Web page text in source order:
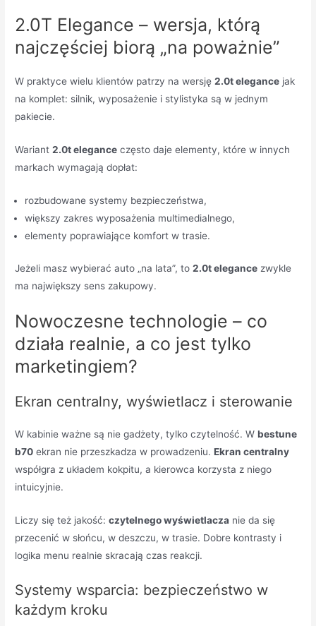
2.0T Elegance – wersja, którą
najczęściej biorą „na poważnie”
W praktyce wielu klientów patrzy na wersję2.0t elegance jak
na komplet: silnik, wyposażenie i stylistyka są w jednym
pakiecie.
Wariant2.0t elegance często daje elementy, które w innych
markach wymagają dopłat:
rozbudowane systemy bezpieczeństwa,
większy zakres wyposażenia multimedialnego,
elementy poprawiające komfort w trasie.
Jeżeli masz wybierać auto „na lata”, to2.0t elegance zwykle
ma największy sens zakupowy.
Nowoczesne technologie – co
działa realnie, a co jest tylko
marketingiem?
Ekran centralny, wyświetlacz i sterowanie
W kabinie ważne są nie gadżety, tylko czytelność. Wbestune
b70 ekran nie przeszkadza w prowadzeniu.Ekran centralny
współgra z układem kokpitu, a kierowca korzysta z niego
intuicyjnie.
Liczy się też jakość:czytelnego wyświetlacza nie da się
przecenić w słońcu, w deszczu, w trasie. Dobre kontrasty i
logika menu realnie skracają czas reakcji.
Systemy wsparcia: bezpieczeństwo w
każdym kroku